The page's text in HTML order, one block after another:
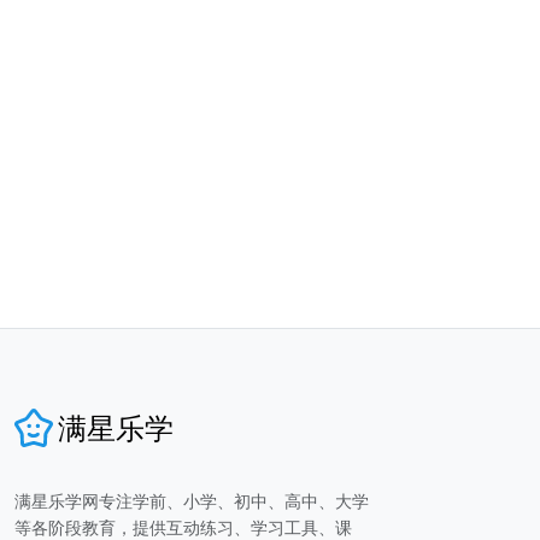
满星乐学
满星乐学网专注学前、小学、初中、高中、大学
等各阶段教育，提供互动练习、学习工具、课